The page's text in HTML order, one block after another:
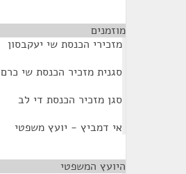
מוזמנים
מזכירי הכנסת שי יעקבסון
סגנית מזכיר הכנסת שי כרם
סגן מזכיר הכנסת די לב
אי דמביץ - יועץ משפטי
היועץ המשפטי